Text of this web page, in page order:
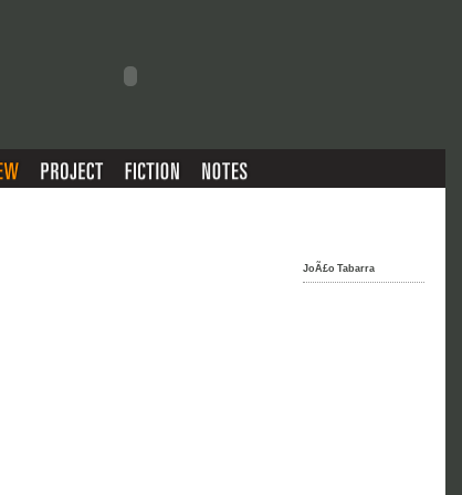
JoÃ£o Tabarra